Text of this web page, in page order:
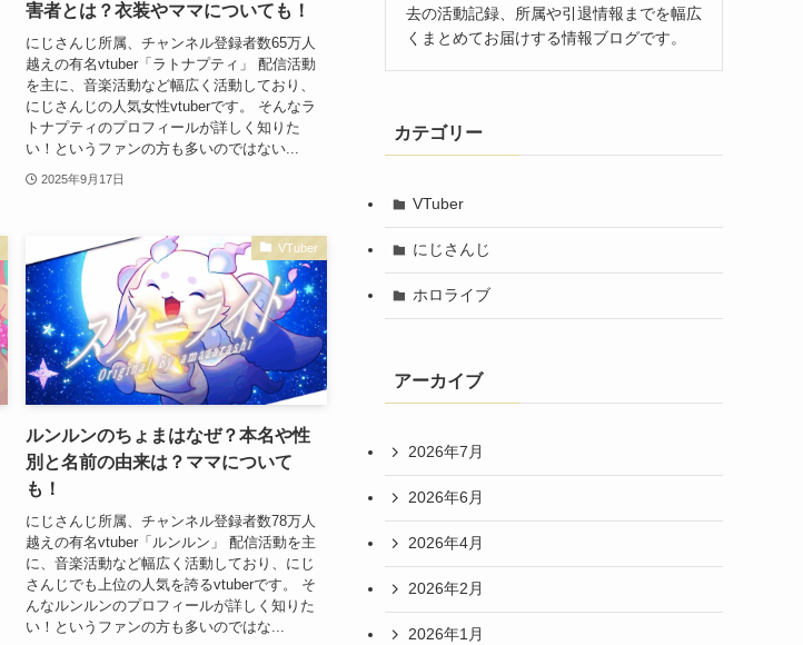
害者とは？衣装やママについても！
にじさんじ所属、チャンネル登録者数65万人
越えの有名vtuber「ラトナプティ」 配信活動
を主に、音楽活動など幅広く活動しており、
にじさんじの人気女性vtuberです。 そんなラ
トナプティのプロフィールが詳しく知りた
い！というファンの方も多いのではない...
2025年9月17日
VTuber
ルンルンのちょまはなぜ？本名や性
別と名前の由来は？ママについて
も！
にじさんじ所属、チャンネル登録者数78万人
越えの有名vtuber「ルンルン」 配信活動を主
に、音楽活動など幅広く活動しており、にじ
さんじでも上位の人気を誇るvtuberです。 そ
んなルンルンのプロフィールが詳しく知りた
い！というファンの方も多いのではな...
去の活動記録、所属や引退情報までを幅広
くまとめてお届けする情報ブログです。
カテゴリー
VTuber
にじさんじ
ホロライブ
アーカイブ
2026年7月
2026年6月
2026年4月
2026年2月
2026年1月